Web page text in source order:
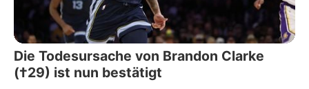
Die Todesursache von Brandon Clarke
(†29) ist nun bestätigt